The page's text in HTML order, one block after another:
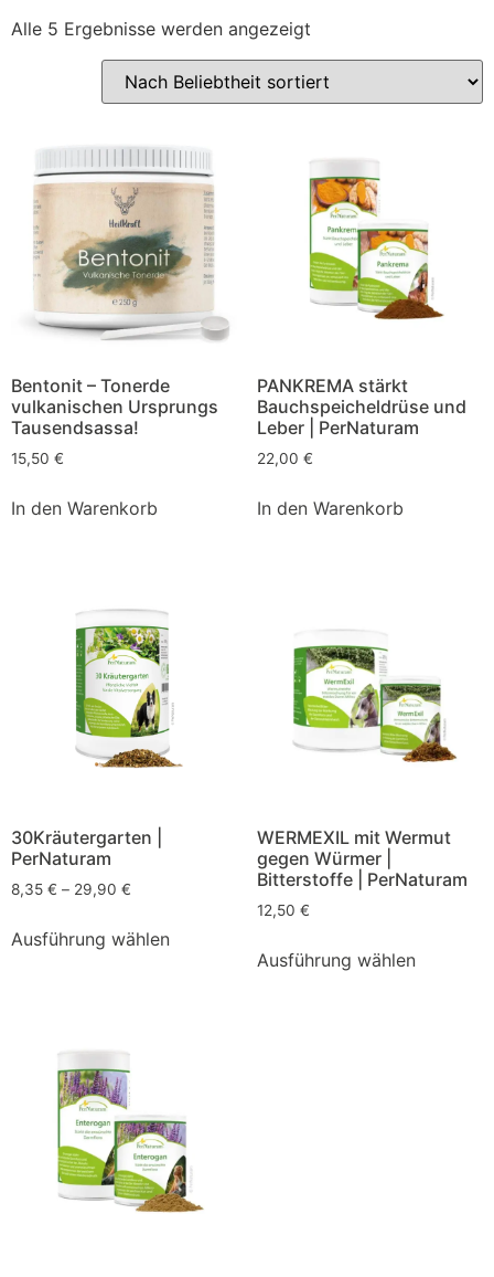
Alle 5 Ergebnisse werden angezeigt
Bentonit – Tonerde
vulkanischen Ursprungs
Tausendsassa!
15,50 €
In den Warenkorb
PANKREMA stärkt
Bauchspeicheldrüse und
Leber | PerNaturam
22,00 €
In den Warenkorb
30Kräutergarten |
PerNaturam
8,35 € – 29,90 €
Ausführung wählen
WERMEXIL mit Wermut
gegen Würmer |
Bitterstoffe | PerNaturam
12,50 €
Ausführung wählen